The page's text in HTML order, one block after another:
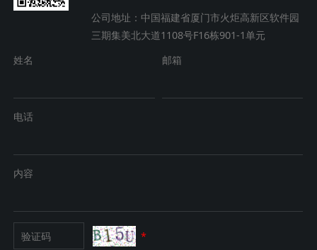
公司地址：中国福建省厦门市火炬高新区软件园
三期集美北大道1108号F16栋901-1单元
姓名
邮箱
电话
内容
*